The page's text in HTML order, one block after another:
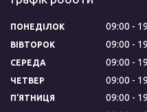
ПОНЕДІЛОК 09:00
ВІВТОРОК 09:00
СЕРЕДА 09:00
ЧЕТВЕР 09:00
ПʼЯТНИЦЯ 09:00